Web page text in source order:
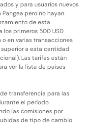
y para usuarios nuevos
pero no hayan
de esta
los primeros 500 USD
en varias transacciones
a esta cantidad
Las tarifas están
ver la lista de países
transferencia para las
el período
las comisiones por
de tipo de cambio